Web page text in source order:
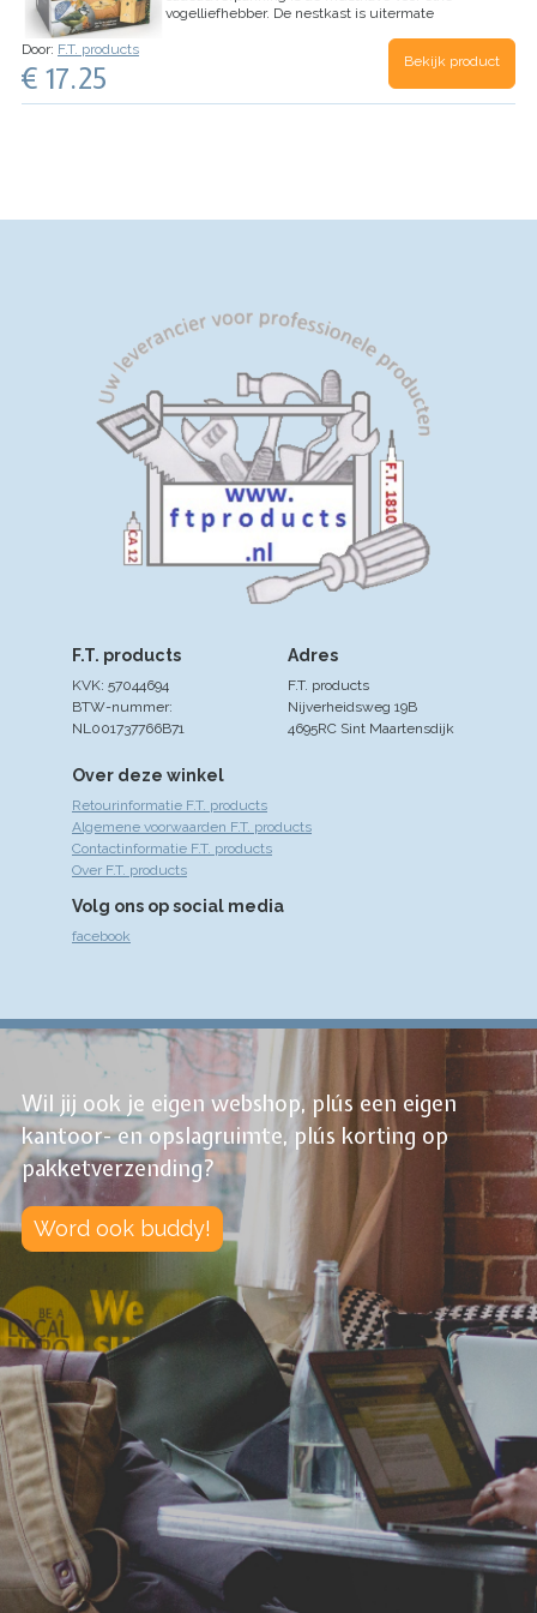
Koolmezen zijn gek op pinda's. Zo is uw tuin de
favoriet bij elke koolmees. Onderaan de pagina
vogelliefhebber. De nestkast is uitermate
Portland van duurzaam FSC hout met groen dak.
De
De brochure
'Meer vogels in uw tuin' van Vogelbescherming
Door: F.T. products
€ 17.25 Bekijk product
Over deze winkel
Retourinformatie F.T. products
Algemene voorwaarden F.T. products
Contactinformatie F.T. products
Over F.T. products
Volg ons op social media
facebook
Adres
F.T. products
Nijverheidsweg 19B
4695RC Sint Maartensdijk
F.T. products
KVK: 57044694
BTW-nummer:
NL001737766B71
Wil jij ook je eigen webshop, plús een eigen
kantoor- en opslagruimte, plús korting op
pakketverzending?
Word ook buddy!